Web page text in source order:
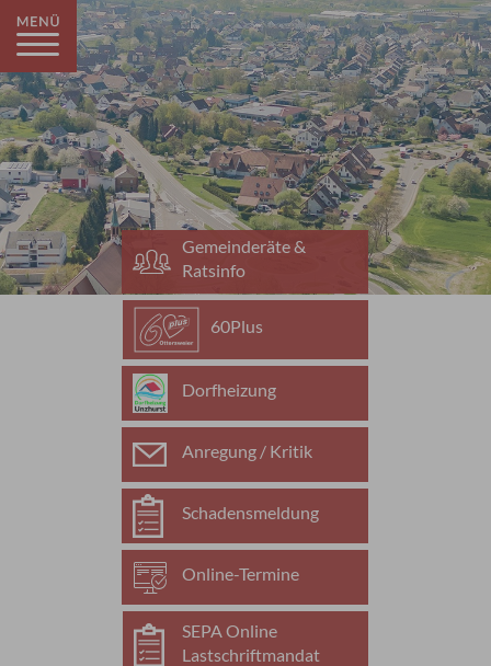
Gemeinderäte &
Ratsinfo
60Plus
Dorfheizung
Anregung / Kritik
Schadensmeldung
Online-Termine
SEPA Online
Lastschriftmandat